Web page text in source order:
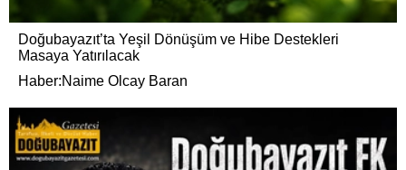
Doğubayazıt’ta Yeşil Dönüşüm ve Hibe Destekleri
Masaya Yatırılacak
Haber:Naime Olcay Baran